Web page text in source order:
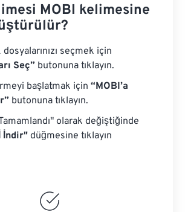
MOBI kelimesine
seçmek için
Seç” butonuna tıklayın.
başlatmak için “MOBI’a
butonuna tıklayın.
olarak değiştiğinde
İndir"düğmesine tıklayın